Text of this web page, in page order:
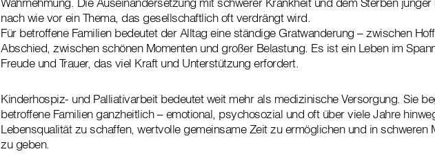
nach wie vor ein Thema, das gesellschaftlich oft verdrängt wird.
Für betroffene Familien bedeutet der Alltag eine ständige Gratwanderung – zwischen
Abschied, zwischen schönen Momenten und großer Belastung. Es ist ein Leben im
Freude und Trauer, das viel Kraft und Unterstützung erfordert.
Kinderhospiz- und Palliativarbeit bedeutet weit mehr als medizinische Versorgung. Sie
betroffene Familien ganzheitlich – emotional, psychosozial und oft über viele Jahre
Lebensqualität zu schaffen, wertvolle gemeinsame Zeit zu ermöglichen und in schweren
zu geben.